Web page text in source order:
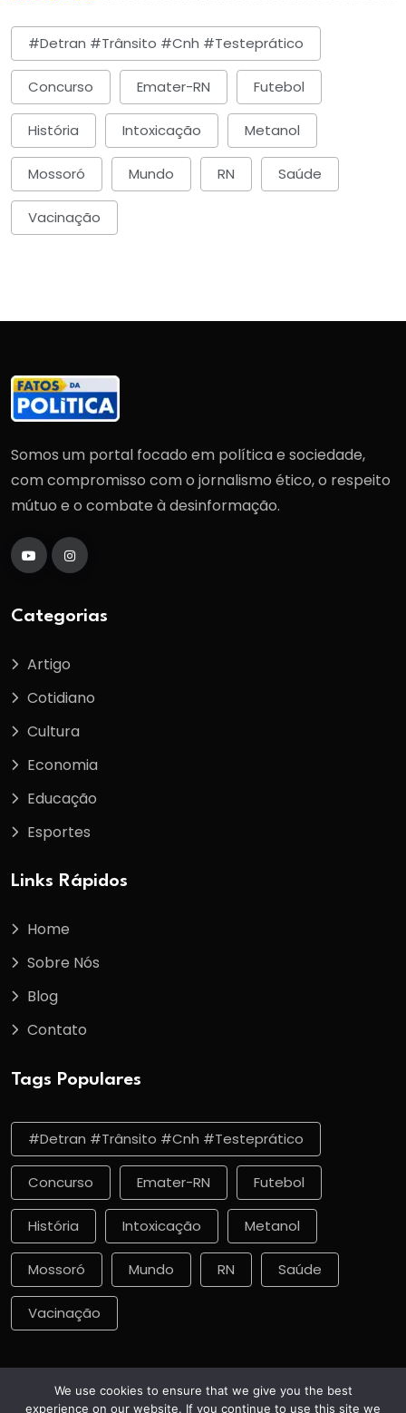
#detran #trânsito #cnh #testeprático
Concurso Emater-RN Futebol
História Intoxicação Metanol
Mossoró Mundo RN Saúde
Vacinação
Somos um portal focado em política e sociedade,
com compromisso com o jornalismo ético, o respeito
mútuo e o combate à desinformação.
Categorias
Artigo
Cotidiano
Cultura
Economia
Educação
Esportes
Links Rápidos
Home
Sobre Nós
Blog
Contato
Tags Populares
#detran #trânsito #cnh #testeprático
Concurso Emater-RN Futebol
História Intoxicação Metanol
Mossoró Mundo RN Saúde
Vacinação
We use cookies to ensure that we give you the best
experience on our website. If you continue to use this site we